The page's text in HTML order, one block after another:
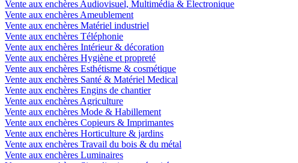
Vente aux enchères Audiovisuel, Multimédia & Electronique
Vente aux enchères Ameublement
Vente aux enchères Matériel industriel
Vente aux enchères Téléphonie
Vente aux enchères Intérieur & décoration
Vente aux enchères Hygiène et propreté
Vente aux enchères Esthétisme & cosmétique
Vente aux enchères Santé & Matériel Medical
Vente aux enchères Engins de chantier
Vente aux enchères Agriculture
Vente aux enchères Mode & Habillement
Vente aux enchères Copieurs & Imprimantes
Vente aux enchères Horticulture & jardins
Vente aux enchères Travail du bois & du métal
Vente aux enchères Luminaires